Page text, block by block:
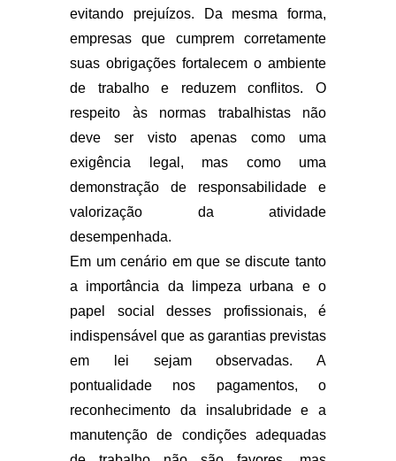
evitando prejuízos. Da mesma forma,
empresas que cumprem corretamente
suas obrigações fortalecem o ambiente
de trabalho e reduzem conflitos. O
respeito às normas trabalhistas não
deve ser visto apenas como uma
exigência legal, mas como uma
demonstração de responsabilidade e
valorização da atividade
desempenhada.
Em um cenário em que se discute tanto
a importância da limpeza urbana e o
papel social desses profissionais, é
indispensável que as garantias previstas
em lei sejam observadas. A
pontualidade nos pagamentos, o
reconhecimento da insalubridade e a
manutenção de condições adequadas